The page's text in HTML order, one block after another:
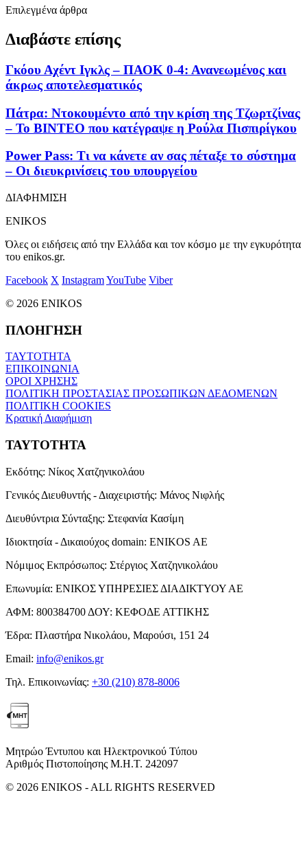
Επιλεγμένα άρθρα
Διαβάστε επίσης
Γκόου Αχέντ Ιγκλς – ΠΑΟΚ 0-4: Ανανεωμένος και
άκρως αποτελεσματικός
Πάτρα: Ντοκουμέντο από την κρίση της Τζωρτζίνας
– Το ΒΙΝΤΕΟ που κατέγραψε η Ρούλα Πισπιρίγκου
Power Pass: Τι να κάνετε αν σας πέταξε το σύστημα
– Οι διευκρινίσεις του υπουργείου
ΔΙΑΦΗΜΙΣΗ
ENIKOS
Όλες οι ειδήσεις από την Ελλάδα και τον κόσμο με την εγκυρότητα
του enikos.gr.
Facebook X InstagramYouTube Viber
© 2026 ENIKOS
ΠΛΟΗΓΗΣΗ
ΤΑΥΤΟΤΗΤΑ
ΕΠΙΚΟΙΝΩΝΙΑ
ΟΡΟΙ ΧΡΗΣΗΣ
ΠΟΛΙΤΙΚΗ ΠΡΟΣΤΑΣΙΑΣ ΠΡΟΣΩΠΙΚΩΝ ΔΕΔΟΜΕΝΩΝ
ΠΟΛΙΤΙΚΗ COOKIES
Κρατική Διαφήμιση
ΤΑΥΤΟΤΗΤΑ
Εκδότης: Νίκος Χατζηνικολάου
Γενικός Διευθυντής - Διαχειριστής: Μάνος Νιφλής
Διευθύντρια Σύνταξης: Στεφανία Κασίμη
Ιδιοκτησία - Δικαιούχος domain: ENIKOS AE
Νόμιμος Εκπρόσωπος: Στέργιος Χατζηνικολάου
Επωνυμία: ΕΝΙΚΟΣ ΥΠΗΡΕΣΙΕΣ ΔΙΑΔΙΚΤΥΟΥ ΑΕ
ΑΦΜ: 800384700 ΔΟΥ: ΚΕΦΟΔΕ ΑΤΤΙΚΗΣ
Έδρα: Πλαστήρα Νικολάου, Μαρούσι, 151 24
Email: info@enikos.gr
Τηλ. Επικοινωνίας: +30 (210) 878-8006
Μητρώο Έντυπου και Ηλεκτρονικού Τύπου
Αριθμός Πιστοποίησης Μ.Η.Τ. 242097
© 2026 ENIKOS - ALL RIGHTS RESERVED